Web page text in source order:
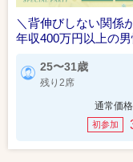
＼背伸びしない関係
年収400万円以上の男
25〜31歳
残り2席
通常価格
初参加